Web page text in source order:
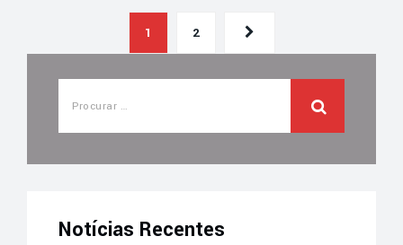
1 2
Notícias Recentes